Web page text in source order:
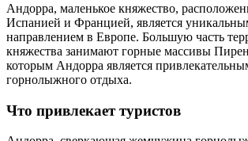
Андорра, маленькое княжество,
Испанией и Францией, является
направлением в Европе. Большую часть
княжества занимают горные массивы
которым Андорра является
горнолыжного отдыха.
Что привлекает туристов